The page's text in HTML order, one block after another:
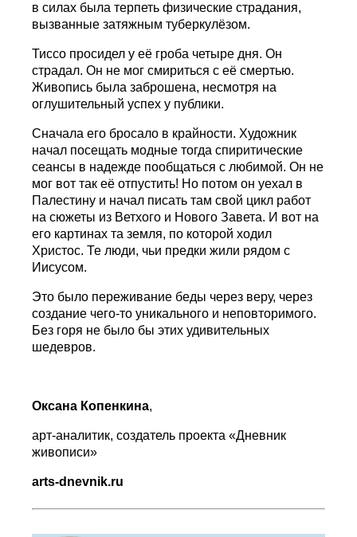
в силах была терпеть физические страдания,
вызванные затяжным туберкулёзом.
Тиссо просидел у её гроба четыре дня. Он
страдал. Он не мог смириться с её смертью.
Живопись была заброшена, несмотря на
оглушительный успех у публики.
Сначала его бросало в крайности. Художник
начал посещать модные тогда спиритические
сеансы в надежде пообщаться с любимой. Он не
мог вот так её отпустить! Но потом он уехал в
Палестину и начал писать там свой цикл работ
на сюжеты из Ветхого и Нового Завета. И вот на
его картинах та земля, по которой ходил
Христос. Те люди, чьи предки жили рядом с
Иисусом.
Это было переживание беды через веру, через
создание чего-то уникального и неповторимого.
Без горя не было бы этих удивительных
шедевров.
Оксана Копенкина,
арт-аналитик, создатель проекта «Дневник
живописи»
arts-dnevnik.ru